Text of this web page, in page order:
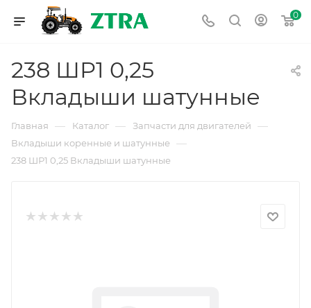
0
238 ШР1 0,25
Вкладыши шатунные
Главная — Каталог — Запчасти для двигателей —
Вкладыши коренные и шатунные —
238 ШР1 0,25 Вкладыши шатунные